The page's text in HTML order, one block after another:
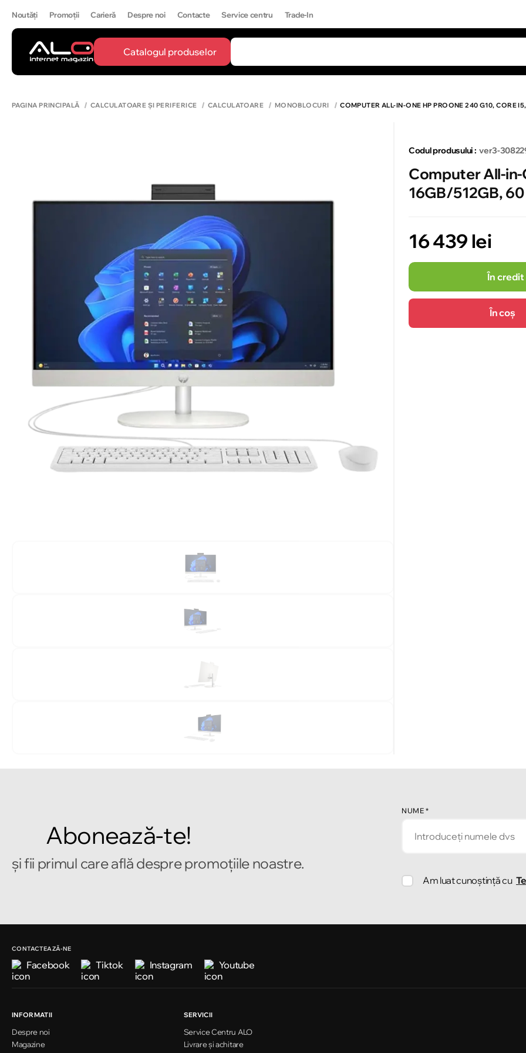
Noutăți Promoții Carieră Despre noi Contacte Service centru Trade-In
Catalogul produselor
PAGINA PRINCIPALĂ CALCULATOARE ȘI PERIFERICE CALCULATOARE MONOBLOCURI COMPUTER ALL-IN-ONE HP PROONE 240 G10, CORE
Codul produsului : ver3-
Computer All-in-
16GB/512GB,
16 439 lei
În credit
În coș
Abonează-te!
și fii primul care află despre promoțiile noastre.
NUME *
Am luat cunoștință cu
CONTACTEAZĂ-NE
Facebook Tiktok Instagram Youtube
INFORMATII
Despre noi
Magazine
SERVICII
Service Centru ALO
Livrare și achitare